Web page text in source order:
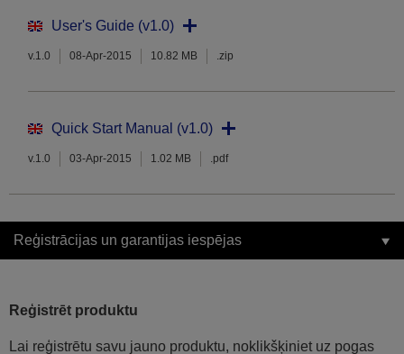
User's Guide (v1.0)
v.1.0 08-Apr-2015 10.82 MB .zip
Quick Start Manual (v1.0)
v.1.0 03-Apr-2015 1.02 MB .pdf
Reģistrācijas un garantijas iespējas
Reģistrēt produktu
Lai reģistrētu savu jauno produktu, noklikšķiniet uz pogas